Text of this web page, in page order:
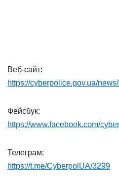
Веб-сайт:
https://cyberpolice.gov.ua/
Фейсбук:
https://www.facebook.com/
Телеграм:
https://t.me/CyberpolUA/3299